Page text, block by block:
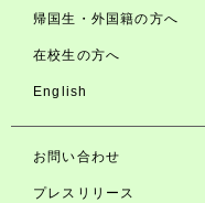
帰国生・外国籍の方へ
在校生の方へ
English
お問い合わせ
プレスリリース